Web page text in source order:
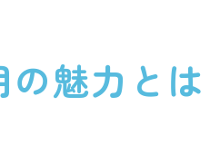
入時に井戸水を活かす方法
魅力とは